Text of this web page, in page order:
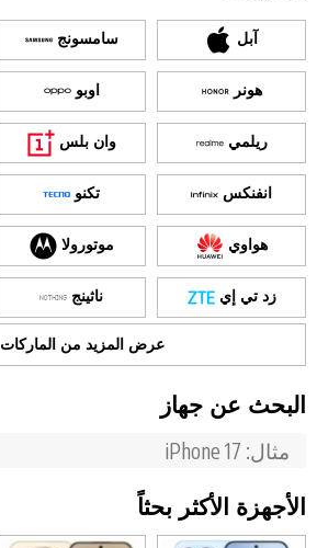
آبل سامسونج
هونر اوبو
ريلمي وان بلس
انفنكس تكنو
هواوي موتورولا
زد تي إي ناثينج
عرض المزيد من الماركات
البحث عن جهاز
الأجهزة الأكثر بحثاً